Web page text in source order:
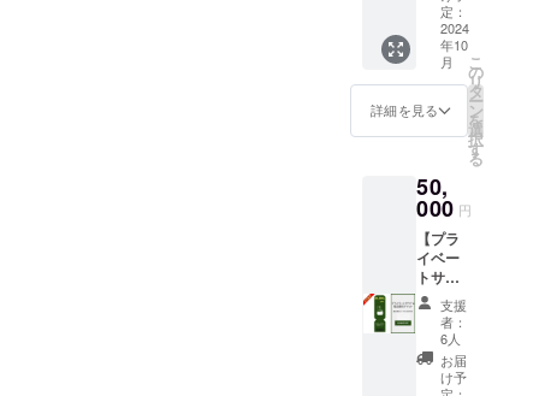
だけま
す。 ・
現金へ
の交換
はでき
ませ
まりの
ご提供
となり
ます。
食材は
付きま
せん。
ご自由
にお持
ち込み
くださ
泊割引
コード
40,000
円分 ・
「log&s
auna 和
-
nagomi,
ma- 」
での宿
泊予約
時にご
利用い
ただけ
ます。
10,000
円割引
でご利
定：
2024
年10
月
詳細を見る
こ
の
リ
タ
ー
ン
を
選
択
す
る
50,
000 円
【プラ
イベー
トサウ
ナ＆宿
泊先行
割引チ
ケッ
ト】 宿
支援
者：
6人
お届
け予